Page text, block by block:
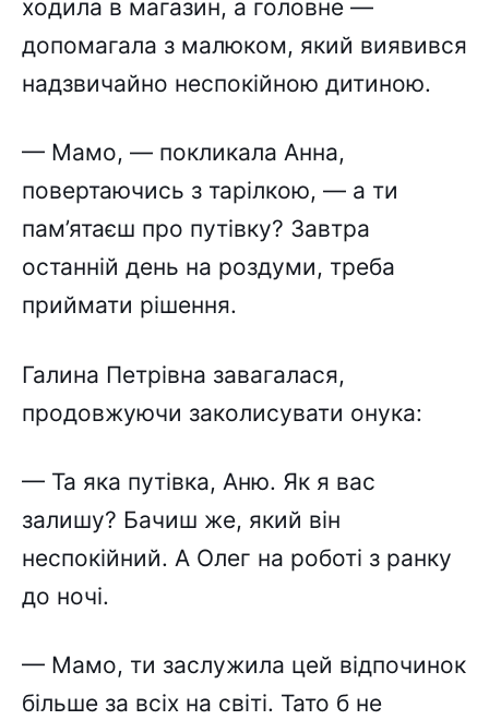
ходила в магазин, а головне —
допомагала з малюком, який виявився
надзвичайно неспокійною дитиною.
— Мамо, — покликала Анна,
повертаючись з тарілкою, — а ти
пам’ятаєш про путівку? Завтра
останній день на роздуми, треба
приймати рішення.
Галина Петрівна завагалася,
продовжуючи заколисувати онука:
— Та яка путівка, Аню. Як я вас
залишу? Бачиш же, який він
неспокійний. А Олег на роботі з ранку
до ночі.
— Мамо, ти заслужила цей відпочинок
більше за всіх на світі. Тато б не